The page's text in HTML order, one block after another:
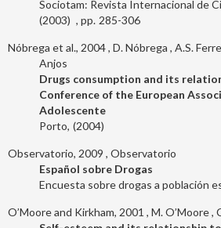
Sociotam: Revista Internacional de
2003
285-306
Nóbrega et al., 2004 D. Nóbrega A.S.
Anjos
Drugs consumption and its
Conference of the European
Adolescente
Porto
2004
Observatorio, 2009 Observatorio
Español sobre Drogas
Encuesta sobre drogas a población
O’Moore and Kirkham, 2001 M. O’Moore